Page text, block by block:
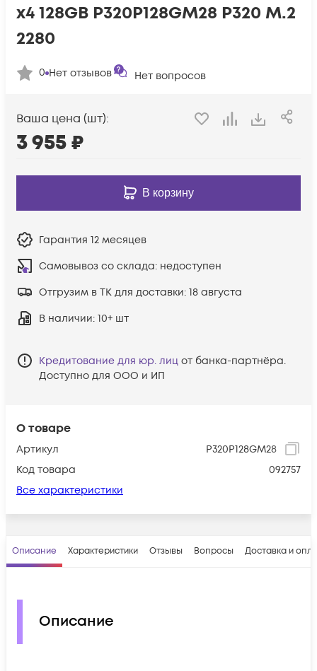
О товаре
Артикул
P320P128GM28
Код товара
092757
Все характеристики
x4 128GB P320P128GM28 P320 M.2
2280
0 Нет отзывов Нет вопросов
Ваша цена (шт):
3 955₽
В корзину
Гарантия 12 месяцев
Самовывоз со склада: недоступен
Отгрузим в ТК для доставки: 18 августа
В наличии: 10+ шт
Кредитование для юр. лиц от банка-партнёра.
Доступно для ООО и ИП
Описание Характеристики Отзывы Вопросы Доставка и
Описание